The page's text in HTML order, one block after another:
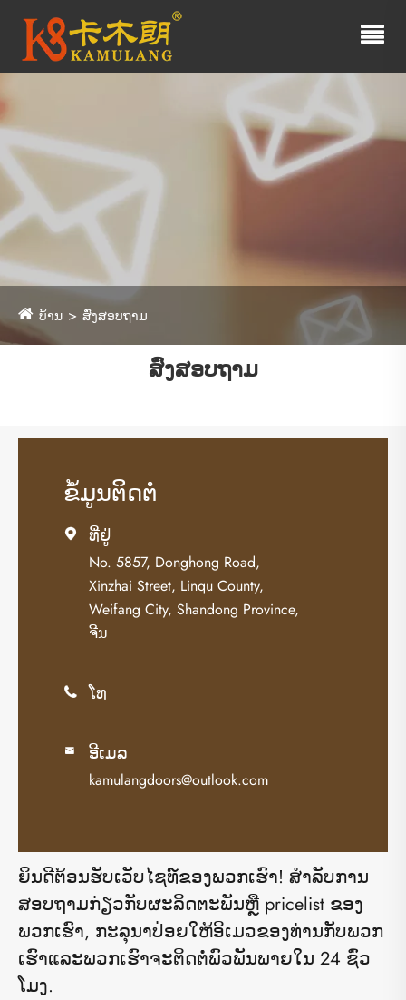
ບ້ານ ສົ່ງສອບຖາມ
ສົ່ງສອບຖາມ
ຂໍ້​ມູນ​ຕິດ​ຕໍ່
 ທີ່ຢູ່
No. 5857, Donghong Road,
Xinzhai Street, Linqu County,
Weifang City, Shandong Province,
ຈີນ
 ໂທ
 ອີເມລ
kamulangdoors@outlook.com
ຍິນດີຕ້ອນຮັບເວັບໄຊທ໌ຂອງພວກເຮົາ! ສໍາ​ລັບ​ການ​
ສອບ​ຖາມ​ກ່ຽວ​ກັບ​ຜະ​ລິດ​ຕະ​ພັນ​ຫຼື pricelist ຂອງ​
ພວກ​ເຮົາ​, ກະ​ລຸ​ນາ​ປ່ອຍ​ໃຫ້​ອີ​ເມວ​ຂອງ​ທ່ານ​ກັບ​ພວກ​
ເຮົາ​ແລະ​ພວກ​ເຮົາ​ຈະ​ຕິດ​ຕໍ່​ພົວ​ພັນ​ພາຍ​ໃນ 24 ຊົ່ວ​
ໂມງ​.